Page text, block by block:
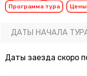
Программа тура Цены
ДАТЫ НАЧАЛА
Даты заезда скоро